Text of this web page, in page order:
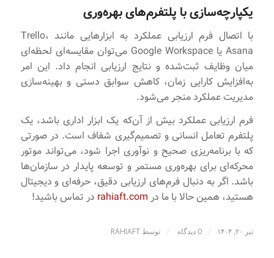
یکپارچه‌سازی با پلتفرم‌های بهره‌وری
با اتصال فرم ارزیابی عملکرد به ابزارهایی مانند Trello،
Asana یا Google Workspace می‌توان مقایسه‌ای لحظه‌ای
میان وظایف ثبت‌شده و نتایج ارزیابی انجام داد. این امر
به‌افزایش کارایی زمان، کاهش سوابق دستی و بهینه‌سازی
مدیریت عملکرد منجر می‌شود.
فرم ارزیابی عملکرد بیش از آن‌که یک ابزار اداری باشد، یک
پلتفرم تعامل انسانی و تصمیم‌گیری شفاف است. در صورتی
که با برنامه‌ریزی صحیح و نوآوری اجرا شود، می‌تواند موتور
محرکه‌ای برای بهره‌وری مستمر و توسعه پایدار در سازمان‌ها
باشد. اگر به دنبال فرم‌های ارزیابی دقیق، حرفه‌ای و دیجیتال
هستید، همین حالا با ما در rahiaft.com در تماس باشید!
تیر ۲۰, ۱۴۰۴ / 0 دیدگاه / توسط RAHIAFT